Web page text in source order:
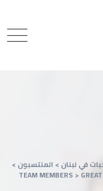
في لبنان > المنتسبون >
TEAM MEMBERS >